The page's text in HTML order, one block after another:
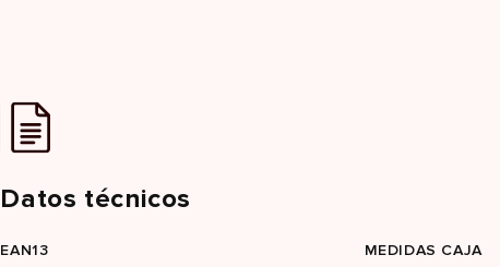
Datos técnicos
EAN13 MEDIDAS CAJA